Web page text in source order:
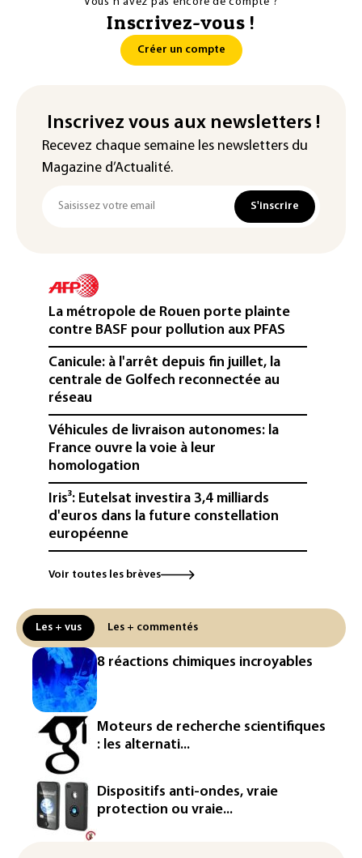
Inscrivez-vous !
Créer un compte
Inscrivez vous aux newsletters !
Recevez chaque semaine les newsletters du
Magazine d’Actualité.
S'inscrire
La métropole de Rouen porte plainte
contre BASF pour pollution aux PFAS
Canicule: à l'arrêt depuis fin juillet, la
centrale de Golfech reconnectée au
réseau
Véhicules de livraison autonomes: la
France ouvre la voie à leur
homologation
Iris³: Eutelsat investira 3,4 milliards
d'euros dans la future constellation
européenne
Le magazine VSD racheté par
l'entrepreneur Vianney d'Alançon
La production française de maïs
attendue au plus bas depuis 1980
"Retour en force" progressif de la
chaleur dans les prochains jours en
France
L'Arabie saoudite, le Pakistan et la
Turquie ont signé un accord de défense
Le Sri Lanka bloque près de 100
nouveaux sites de paris en ligne non
autorisés
Voir toutes les brèves
Les + vus Les + commentés
8 réactions chimiques incroyables
Moteurs de recherche scientifiques
: les alternati...
Dispositifs anti-ondes, vraie
protection ou vraie...